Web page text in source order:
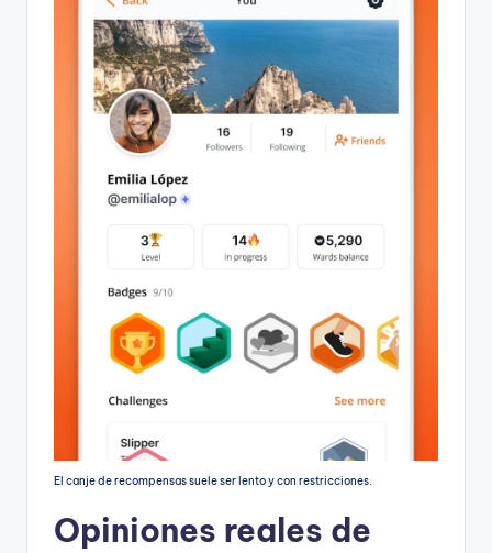
El canje de recompensas suele ser lento y con restricciones.
Opiniones reales de